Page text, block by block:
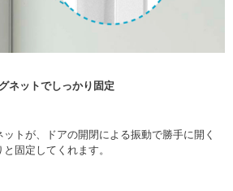
ネットでしっかり固定
トが、ドアの開閉による振動で勝手に開く
固定してくれます。